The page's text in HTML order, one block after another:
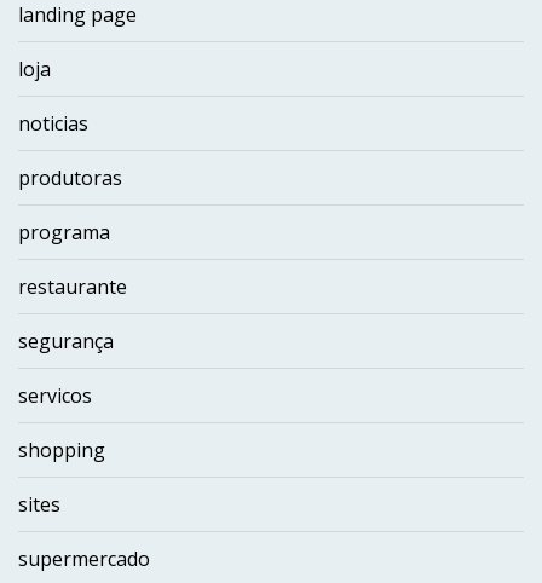
landing page
loja
noticias
produtoras
programa
restaurante
segurança
servicos
shopping
sites
supermercado